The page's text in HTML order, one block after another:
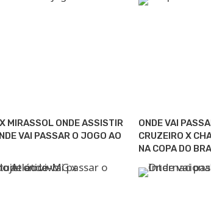
MIRASSOL ONDE ASSISTIR
VAI PASSAR O JOGO AO
ONDE VAI
CRUZEIRO X
NA COPA DO